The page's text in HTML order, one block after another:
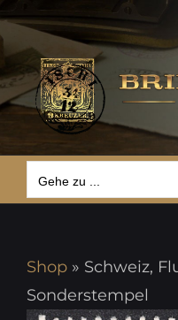
Zum
Inhalt
springen
Gehe zu ...
Gehe zu ...
Shop » Schweiz,
Sonderstempel